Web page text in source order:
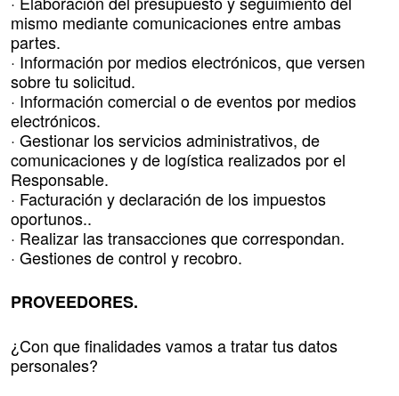
mismo mediante comunicaciones entre ambas
partes.
· Información por medios electrónicos, que versen
sobre tu solicitud.
· Información comercial o de eventos por medios
electrónicos.
· Gestionar los servicios administrativos, de
comunicaciones y de logística realizados por el
Responsable.
· Facturación y declaración de los impuestos
oportunos..
· Realizar las transacciones que correspondan.
· Gestiones de control y recobro.
PROVEEDORES.
¿Con que finalidades vamos a tratar tus datos
personales?